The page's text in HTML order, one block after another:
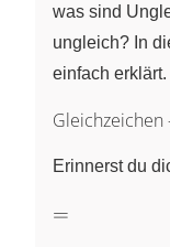
was sind
ungleich? In
einfach erklärt.
Gleichzeichen
Erinnerst du
=
=